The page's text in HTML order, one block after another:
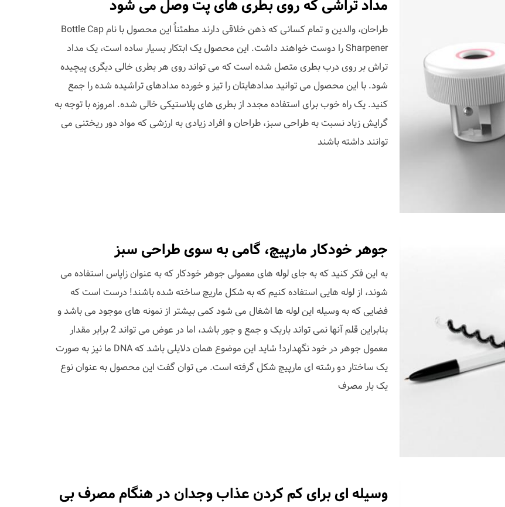
مداد تراشی که روی بطری های پت وصل می شود
طراحان، والدین و تمام کسانی که ذهن خلاقی دارند مطمئناً این محصول با نام Bottle Cap
Sharpener را دوست خواهند داشت. این محصول یک ابتکار بسیار ساده است، یک مداد
تراش بر روی درب بطری متصل شده است که می تواند روی هر بطری خالی دیگری پیچیده
شود. با این محصول می توانید مدادهایتان را تیز و خورده مدادهای تراشیده شده را جمع
کنید. یک راه خوب برای استفاده مجدد از بطری های پلاستیکی خالی شده. امروزه با توجه به
گرایش زیاد نسبت به طراحی سبز، طراحان و افراد زیادی به ارزشی که مواد دور ریختنی می
توانند داشته باشند
جوهر خودکار مارپیچ، گامی به سوی طراحی سبز
به این فکر کنید که به جای لوله های معمولی جوهر خودکار که به عنوان زاپاس استفاده می
شوند، از لوله هایی استفاده کنیم که به شکل ماریچ ساخته شده باشند! درست است که
فضایی که به وسیله این لوله ها اشغال می شود کمی بیشتر از نمونه های موجود می باشد و
بنابراین قلم آنها نمی تواند باریک و جمع و جور باشد، اما در عوض می تواند 2 برابر مقدار
معمول جوهر در خود نگهدارد! شاید این موضوع همان دلایلی باشد که DNA ما نیز به صورت
یک ساختار دو رشته ای مارپیچ شکل گرفته است. می توان گفت این محصول به عنوان نوع
یک بار مصرف
وسیله ای برای کم کردن عذاب وجدان در هنگام مصرف بی